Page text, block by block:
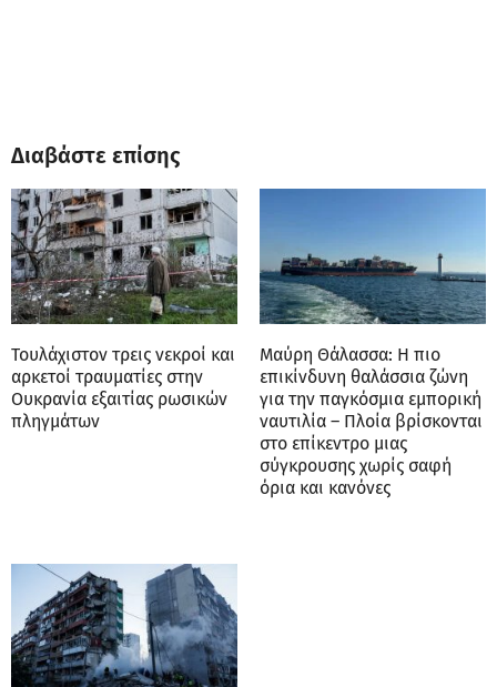
Διαβάστε επίσης
Τουλάχιστον τρεις νεκροί και
αρκετοί τραυματίες στην
Ουκρανία εξαιτίας ρωσικών
πληγμάτων
Μαύρη Θάλασσα: Η πιο
επικίνδυνη θαλάσσια ζώνη
για την παγκόσμια εμπορική
ναυτιλία – Πλοία βρίσκονται
στο επίκεντρο μιας
σύγκρουσης χωρίς σαφή
όρια και κανόνες